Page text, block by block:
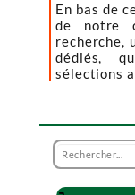
En bas de
de notre
recherche,
dédiés,
sélections